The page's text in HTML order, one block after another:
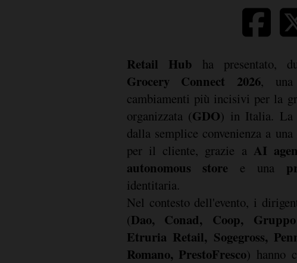
Retail Hub ha presentato,
Grocery Connect 2026, una
cambiamenti più incisivi per la
organizzata (GDO) in Italia. La
dalla semplice convenienza a una
per il cliente, grazie a AI
autonomous store e una
identitaria.
Nel contesto dell'evento, i
(Dao, Conad, Coop,
Etruria Retail, Sogegross,
Romano, PrestoFresco) hanno